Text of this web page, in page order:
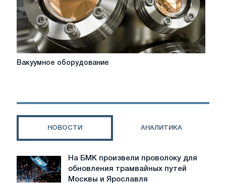
Вакуумное
оборудование
Вакуумное оборудование
НОВОСТИ АНАЛИТИКА
На
БМК
На БМК произвели проволоку для
обновления трамвайных путей
Москвы и Ярославля